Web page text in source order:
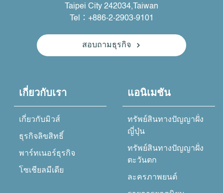
Taipei City 242034,Taiwan
Tel：+886-2-2903-9101
สอบถามธุรกิจ
เกี่ยวกับเรา
เกี่ยวกับมิวส์
ธุรกิจลิขสิทธิ์
พาร์ทเนอร์ธุรกิจ
โซเชียลมีเดีย
แอนิเมชัน
ทรัพย์สินทางปัญญาฝั่ง
ญี่ปุ่น
ทรัพย์สินทางปัญญาฝั่ง
ตะวันตก
ละครภาพยนต์